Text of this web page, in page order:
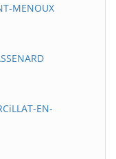
MENOUX
EN-